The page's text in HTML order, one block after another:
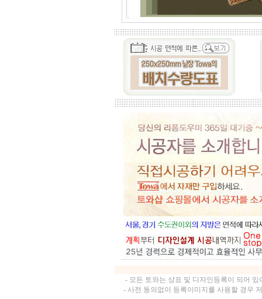
- 모든 토와는 상표 및 디자인등록이 되어
- 사전 동의없이 등록이미지를 사용할 경우